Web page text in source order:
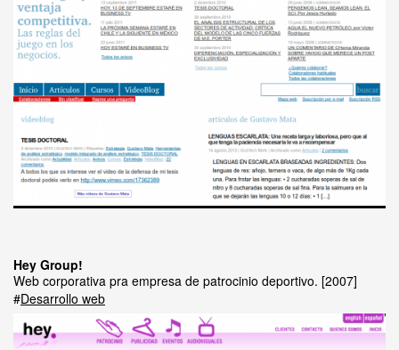
Hey Group!
Web corporativa pra empresa de patrocinio deportivo. 2007
Desarrollo web